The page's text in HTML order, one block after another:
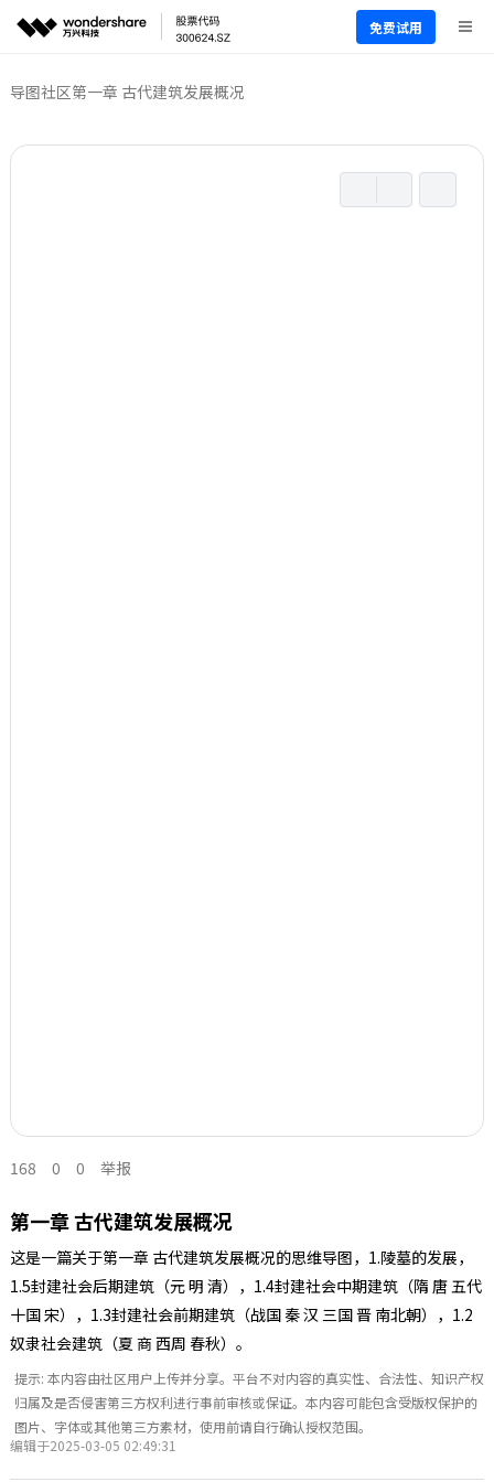
免费试用
导图社区第一章 古代建筑发展概况
168 0 0 举报
第一章 古代建筑发展概况
这是一篇关于第一章 古代建筑发展概况的思维导图，1.陵墓的发展，
1.5封建社会后期建筑（元 明 清），1.4封建社会中期建筑（隋 唐 五代
十国 宋），1.3封建社会前期建筑（战国 秦 汉 三国 晋 南北朝），1.2
奴隶社会建筑（夏 商 西周 春秋）。
提示: 本内容由社区用户上传并分享。平台不对内容的真实性、合法性、知识产权
归属及是否侵害第三方权利进行事前审核或保证。本内容可能包含受版权保护的
图片、字体或其他第三方素材，使用前请自行确认授权范围。
编辑于2025-03-05 02:49:31